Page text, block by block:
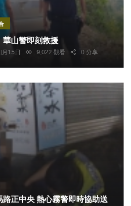
山警即刻救援
15日 9,022 觀看 0 分享
霧警即時協助送